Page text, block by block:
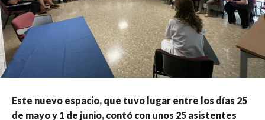
Este nuevo espacio, que tuvo lugar entre los días 25
de mayo y 1 de junio, contó con unos 25 asistentes